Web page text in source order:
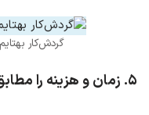
گردش‌کار
۵. زمان و هزینه را